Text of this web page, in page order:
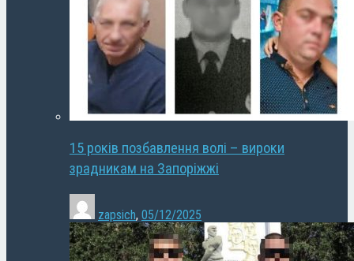
15 років позбавлення волі – вироки
зрадникам на Запоріжжі
zapsich, 05/12/2025